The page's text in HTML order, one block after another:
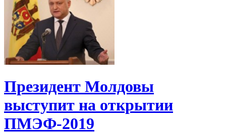
Президент Молдовы
выступит на открытии
ПМЭФ-2019